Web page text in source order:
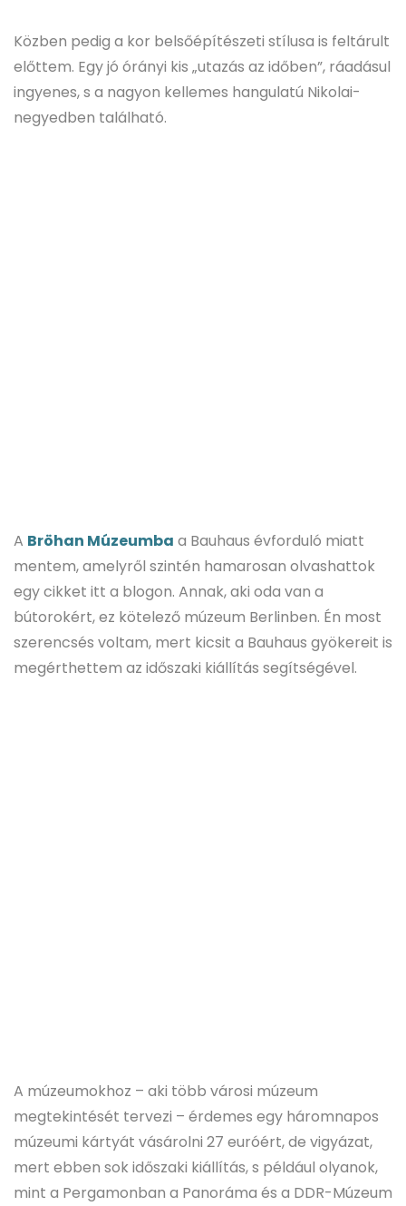
Közben pedig a kor belsőépítészeti stílusa is feltárult
előttem. Egy jó órányi kis „utazás az időben”, ráadásul
ingyenes, s a nagyon kellemes hangulatú Nikolai-
negyedben található.
A Bröhan Múzeumba a Bauhaus évforduló miatt
mentem, amelyről szintén hamarosan olvashattok
egy cikket itt a blogon. Annak, aki oda van a
bútorokért, ez kötelező múzeum Berlinben. Én most
szerencsés voltam, mert kicsit a Bauhaus gyökereit is
megérthettem az időszaki kiállítás segítségével.
A múzeumokhoz – aki több városi múzeum
megtekintését tervezi – érdemes egy háromnapos
múzeumi kártyát vásárolni 27 euróért, de vigyázat,
mert ebben sok időszaki kiállítás, s például olyanok,
mint a Pergamonban a Panoráma és a DDR-Múzeum